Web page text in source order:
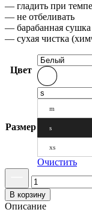
— гладить при
— не отбеливать
— барабанная сушка
— сухая чистка
Цвет
Размер
m
s
xs
Очистить
В корзину
Описание